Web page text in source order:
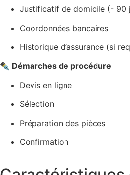
Justificatif de domicile (- 90
Coordonnées bancaires
Historique d’assurance (si
✒️ Démarches de procédure
Devis en ligne
Sélection
Préparation des pièces
Confirmation